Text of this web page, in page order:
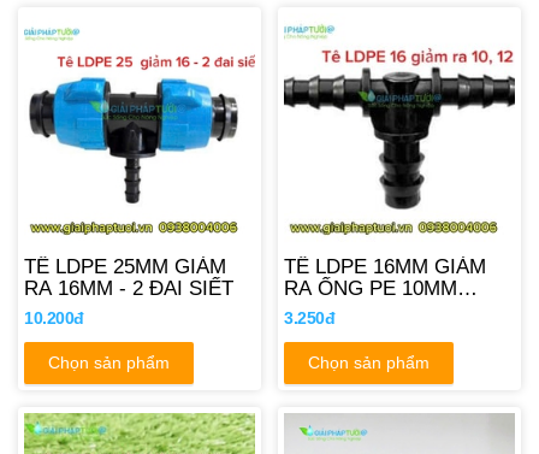
TÊ LDPE 25MM GIẢM
RA 16MM - 2 ĐAI SIẾT
10.200đ
Chọn sản phẩm
TÊ LDPE 16MM GIẢM
RA ỐNG PE 10MM
12MM
3.250đ
Chọn sản phẩm